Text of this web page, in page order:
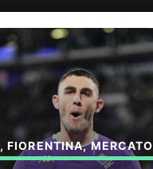
,FIORENTINA,MERCATO